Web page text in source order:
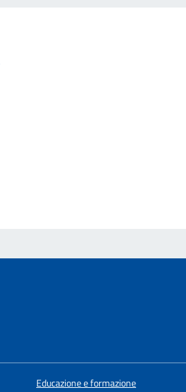
Educazione e formazione